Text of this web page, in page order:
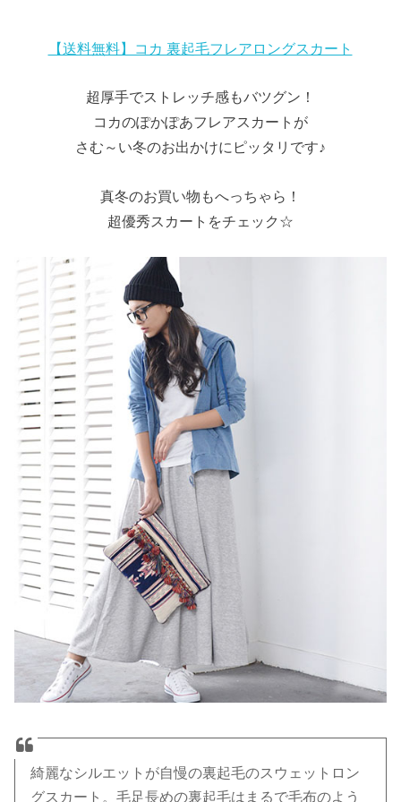
【送料無料】コカ 裏起毛フレアロングスカート
超厚手でストレッチ感もバツグン！
コカのぽかぽあフレアスカートが
さむ～い冬のお出かけにピッタリです♪
真冬のお買い物もへっちゃら！
超優秀スカートをチェック☆
綺麗なシルエットが自慢の裏起毛のスウェットロン
グスカート。毛足長めの裏起毛はまるで毛布のよう